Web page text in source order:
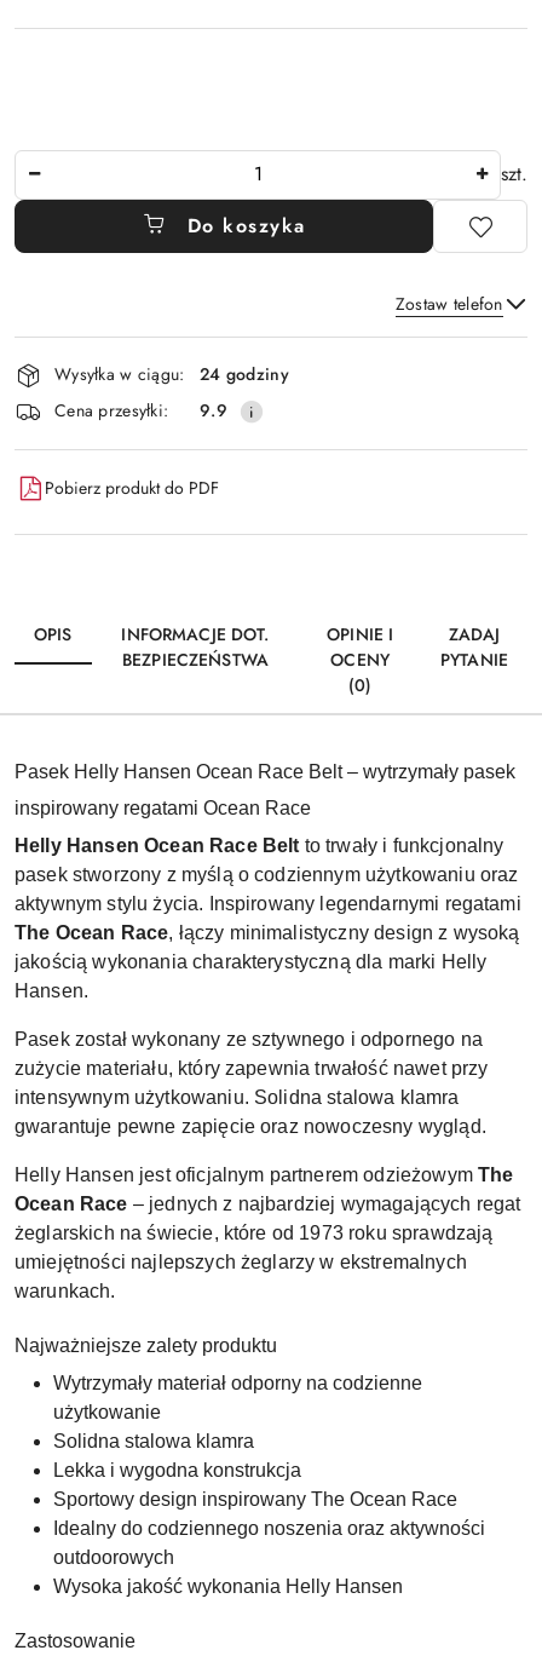
szt.
Do koszyka
Zostaw telefon
Wyślij
Dostępność
i
dostawa
Wysyłka w ciągu:
24 godziny
Cena przesyłki:
9.9
Pobierz produkt do PDF
OPIS
INFORMACJE DOT.
BEZPIECZEŃSTWA
OPINIE I
OCENY
(0)
ZADAJ
PYTANIE
Pasek Helly Hansen Ocean Race Belt – wytrzymały pasek
inspirowany regatami Ocean Race
Helly Hansen Ocean Race Belt to trwały i funkcjonalny
pasek stworzony z myślą o codziennym użytkowaniu oraz
aktywnym stylu życia. Inspirowany legendarnymi regatami
The Ocean Race, łączy minimalistyczny design z wysoką
jakością wykonania charakterystyczną dla marki Helly
Hansen.
Pasek został wykonany ze sztywnego i odpornego na
zużycie materiału, który zapewnia trwałość nawet przy
intensywnym użytkowaniu. Solidna stalowa klamra
gwarantuje pewne zapięcie oraz nowoczesny wygląd.
Helly Hansen jest oficjalnym partnerem odzieżowym The
Ocean Race – jednych z najbardziej wymagających regat
żeglarskich na świecie, które od 1973 roku sprawdzają
umiejętności najlepszych żeglarzy w ekstremalnych
warunkach.
Najważniejsze zalety produktu
Wytrzymały materiał odporny na codzienne
użytkowanie
Solidna stalowa klamra
Lekka i wygodna konstrukcja
Sportowy design inspirowany The Ocean Race
Idealny do codziennego noszenia oraz aktywności
outdoorowych
Wysoka jakość wykonania Helly Hansen
Zastosowanie